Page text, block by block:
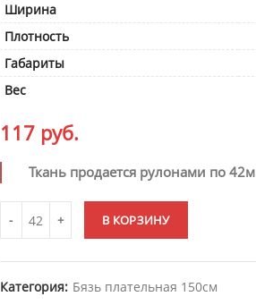
Ширина
Плотность
Габариты
Вес
117 руб.
Ткань продается рулонами по 42м
В КОРЗИНУ
Категория: Бязь плательная 150см